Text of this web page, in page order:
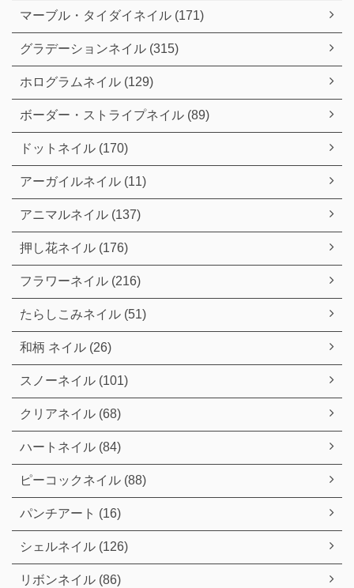
マーブル・タイダイネイル (171)
グラデーションネイル (315)
ホログラムネイル (129)
ボーダー・ストライプネイル (89)
ドットネイル (170)
アーガイルネイル (11)
アニマルネイル (137)
押し花ネイル (176)
フラワーネイル (216)
たらしこみネイル (51)
和柄 ネイル (26)
スノーネイル (101)
クリアネイル (68)
ハートネイル (84)
ピーコックネイル (88)
パンチアート (16)
シェルネイル (126)
リボンネイル (86)